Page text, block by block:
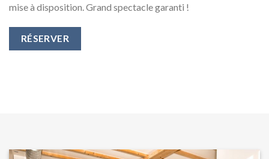
mise à disposition. Grand spectacle garanti !
RÉSERVER